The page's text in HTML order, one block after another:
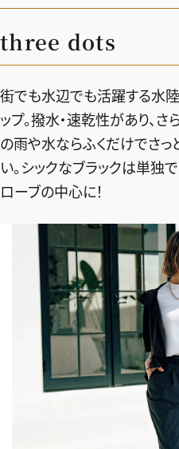
three dots
街でも水辺でも活躍する水
ップ。撥水・速乾性があり、
の雨や水ならふくだけでさっ
い。シックなブラックは単独
ローブの中心に！